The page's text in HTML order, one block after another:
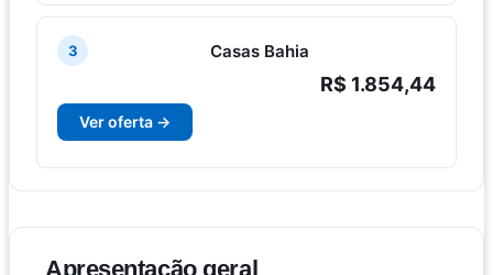
3 Casas Bahia
R$ 1.854,44
Ver oferta →
Apresentação geral